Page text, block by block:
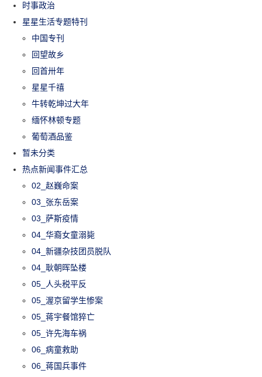
时事政治
星星生活专题特刊
中国专刊
回望故乡
回首卅年
星星千禧
牛转乾坤过大年
缅怀林顿专题
葡萄酒品鉴
暂未分类
热点新闻事件汇总
02_赵巍命案
03_张东岳案
03_萨斯疫情
04_华裔女童溺毙
04_新疆杂技团员脱队
04_耿朝晖坠楼
05_人头税平反
05_渥京留学生惨案
05_蒋宇餐馆猝亡
05_许先海车祸
06_病童救助
06_蒋国兵事件